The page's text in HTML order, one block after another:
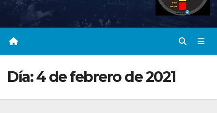
Día:4 de febrero de 2021